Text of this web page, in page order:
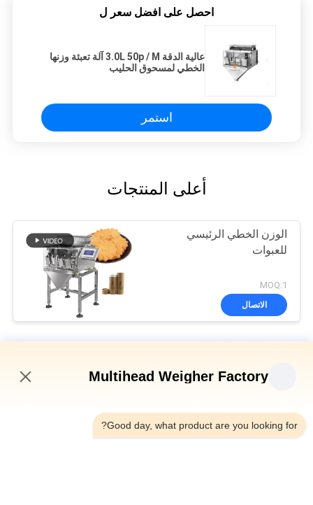
احصل على افضل سعر ل
عالية الدقة 3.0L 50p / M آلة تعبئة وزنها
الخطي لمسحوق الحليب
استمر
أعلى المنتجات
الوزن الخطي الرئيسي
للعبوات
MOQ:1
الاتصال
8 Hoppers 0.5L 1.2L Linear Weigher للحصول على مواد شبكية
المنتج
Multihead Weigher Factory
Good day, what product are you looking for?